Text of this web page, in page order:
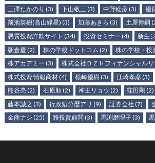
三澤たかのり (3) 下山敬三 (3) 中野稔彦 (3) 優
前池英樹(高山緑星) (3) 加藤あきら (3) 土屋博嗣
悪質投資詐欺サイト (34) 投資セミナー (4) 新生
朝倉慶 (2) 株の学校ドットコム (2) 株の学校・投
株アカデミー (3) 株式会社ＤＺＨフィナンシャル
株式投資 情報商材(4) 根崎優樹 (3) 江崎孝彦 (3)
熊谷亮(2) 石原順 (2) 神王リョウ (2) 窪田剛(2)
藤本誠之 (3) 行政処分歴アリ (9) 証券会社 (7)
金商ナシ (25) 雅投資顧問 (3) 馬渕磨理子 (3)